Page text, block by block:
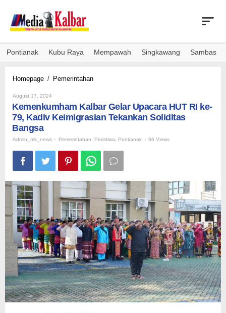
content
Pontianak Kubu Raya Mempawah Singkawang Sambas
Homepage / PemerintahanKemenkumham
Upacara
HUT
79,
Kadiv
Keimigrasian
Tekankan
Bangsa
August 17, 2024
Kemenkumham Kalbar Gelar Upacara HUT RI ke-
79, Kadiv Keimigrasian Tekankan Soliditas
Bangsa
Admin_mk_news - Pemerintahan Peristiwa Pontianak - 86 Views